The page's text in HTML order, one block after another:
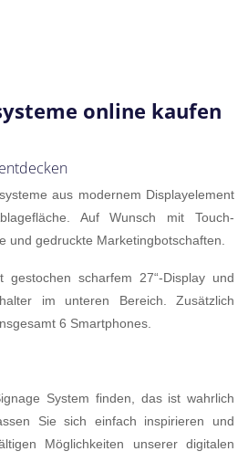
online kaufen
aus modernem Displayelement
Auf Wunsch mit Touch-
und gedruckte Marketingbotschaften.
scharfem 27“-Display und
im unteren Bereich. Zusätzlich
6 Smartphones.
System finden, das ist wahrlich
Sie sich einfach inspirieren und
Möglichkeiten unserer digitalen